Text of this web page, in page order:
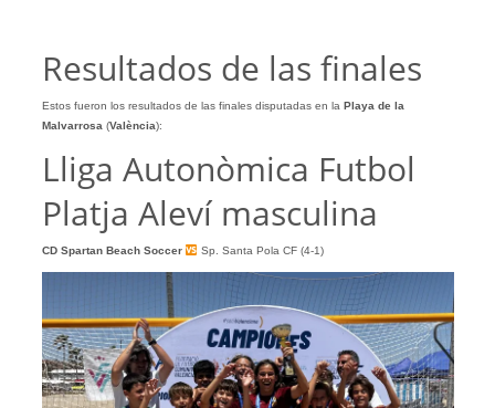
Resultados de las finales
Estos fueron los resultados de las finales disputadas en la Playa de la
Malvarrosa (València):
Lliga Autonòmica Futbol
Platja Aleví masculina
CD Spartan Beach Soccer Sp. Santa Pola CF (4-1)